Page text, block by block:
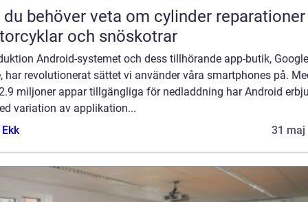
behöver veta om cylinder
och snöskotrar
Android-systemet och dess tillhörande app-butik,
har revolutionerat sättet vi använder våra smartphones på.
miljoner appar tillgängliga för nedladdning har Android
variation av applikation...
31 maj